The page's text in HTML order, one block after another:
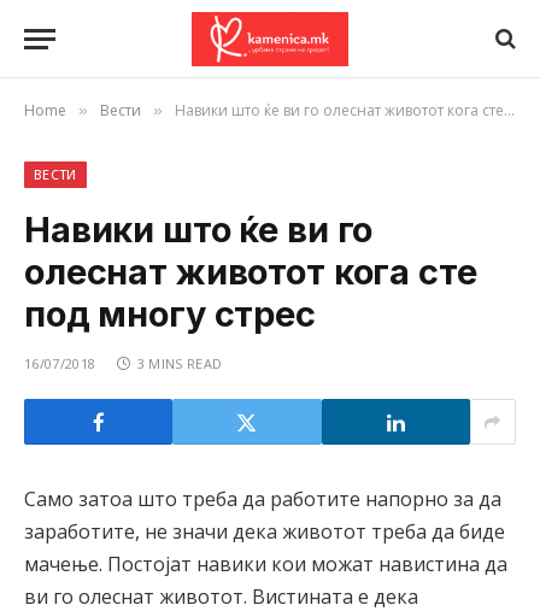
Home » Вести » Навики што ќе ви го олеснат животот кога сте под многу стрес
ВЕСТИ
Навики што ќе ви го
олеснат животот кога сте
под многу стрес
16/07/2018 3 MINS READ
Само затоа што треба да работите напорно за да
заработите, не значи дека животот треба да биде
мачење. Постојат навики кои можат навистина да
ви го олеснат животот. Вистината е дека